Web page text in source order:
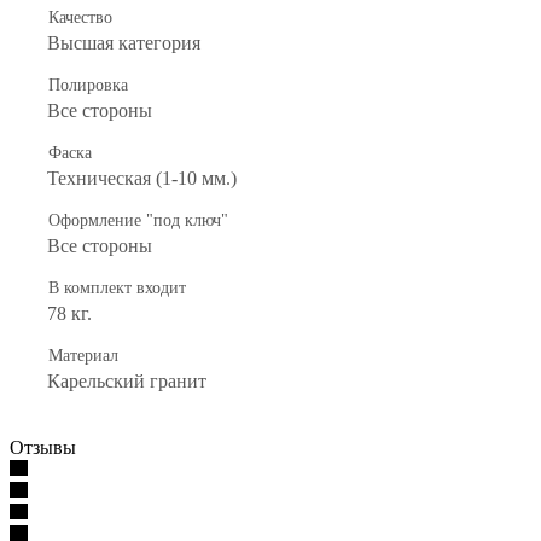
Качество
Высшая категория
Полировка
Все стороны
Фаска
Техническая (1-10 мм.)
Оформление "под ключ"
Все стороны
В комплект входит
78 кг.
Материал
Карельский гранит
Отзывы